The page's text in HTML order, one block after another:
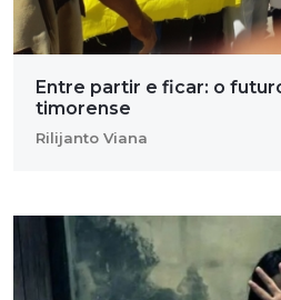
Entre partir e ficar: o
timorense
Rilijanto Viana